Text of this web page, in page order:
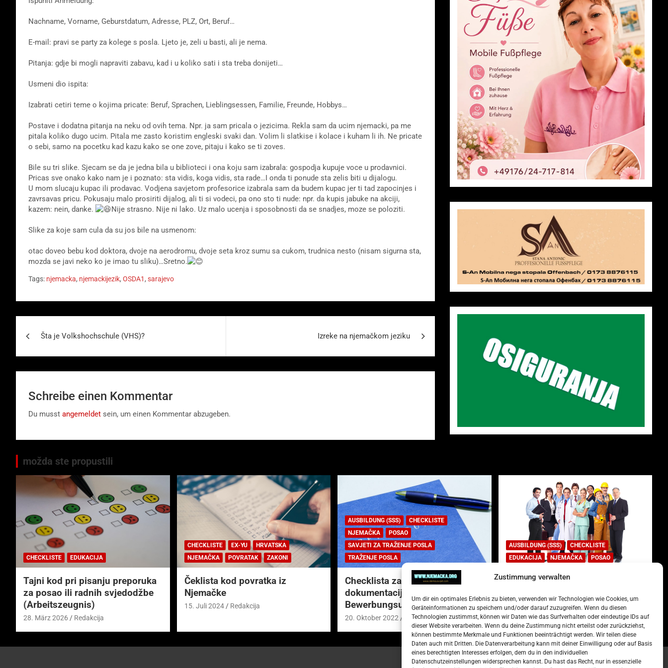
Zustimmung verwalten
Um dir ein optimales Erlebnis zu bieten, verwenden wir Technologien wie Cookies, um
Geräteinformationen zu speichern und/oder darauf zuzugreifen. Wenn du diesen
Technologien zustimmst, können wir Daten wie das Surfverhalten oder eindeutige IDs auf
dieser Website verarbeiten. Wenn du deine Zustimmung nicht erteilst oder zurückziehst,
können bestimmte Merkmale und Funktionen beeinträchtigt werden. Wir teilen diese
Daten auch mit Dritten. Die Datenverarbeitung kann mit deiner Einwilligung oder auf Basis
eines berechtigten Interesses erfolgen, dem du in den individuellen
Datenschutzeinstellungen widersprechen kannst. Du hast das Recht, nur in essenzielle
Nachname, Vorname, Geburstdatum, Adresse, PLZ, Ort, Beruf…
E-mail: pravi se party za kolege s posla. Ljeto je, zeli u basti, ali je nema.
Pitanja: gdje bi mogli napraviti zabavu, kad i u koliko sati i sta treba donijeti…
Usmeni dio ispita:
Izabrati cetiri teme o kojima pricate: Beruf, Sprachen, Lieblingsessen, Familie, Freunde, Hobbys…
Postave i dodatna pitanja na neku od ovih tema. Npr. ja sam pricala o jezicima. Rekla sam da ucim njemacki, pa me
pitala koliko dugo ucim. Pitala me zasto koristim engleski svaki dan. Volim li slatkise i kolace i kuham li ih. Ne pricate
o sebi, samo na pocetku kad kazu kako se one zove, pitaju i kako se ti zoves.
Bile su tri slike. Sjecam se da je jedna bila u biblioteci i ona koju sam izabrala: gospodja kupuje voce u prodavnici.
Pricas sve onako kako nam je i poznato: sta vidis, koga vidis, sta rade…I onda ti ponude sta zelis biti u dijalogu.
U mom slucaju kupac ili prodavac. Vodjena savjetom profesorice izabrala sam da budem kupac jer ti tad zapocinjes i
zavrsavas pricu. Pokusaju malo prosiriti dijalog, ali ti si vodeci, pa ono sto ti nude: npr. da kupis jabuke na akciji,
kazem: nein, danke.
Nije strasno. Nije ni lako. Uz malo ucenja i sposobnosti da se snadjes, moze se poloziti.
Slike za koje sam cula da su jos bile na usmenom:
otac doveo bebu kod doktora, dvoje na aerodromu, dvoje seta kroz sumu sa cukom, trudnica nesto (nisam sigurna sta,
mozda se javi neko ko je imao tu sliku)…Sretno.
Tags: njemacka, njemackijezik, OSDA1, sarajevo
Šta je Volkshochschule (VHS)? Izreke na njemačkom jeziku
Schreibe einen Kommentar
Du musst angemeldet sein, um einen Kommentar abzugeben.
možda ste propustili
CHECKLISTE EDUKACIJA
Tajni kod pri pisanju preporuka
za posao ili radnih svjedodžbe
(Arbeitszeugnis)
28. März 2026 Redakcija
CHECKLISTE EX-YU
HRVATSKA
NJEMAČKA
POVRATAK ZAKONI
Čeklista kod povratka iz
Njemačke
15. Juli 2024 Redakcija
AUSBILDUNG (SSS)
CHECKLISTE
NJEMAČKA
POSAO
SAVJETI ZA TRAŽENJE POSLA
TRAŽENJE POSLA
Checklista za prijavnu
dokumentaciju (njem.
Bewerbungsunterlagen)
20. Oktober 2022 Redakcija
AUSBILDUNG (SSS)
CHECKLISTE
EDUKACIJA
NJEMAČKA POSAO
Lista najtraženijih deficitarnih
15. Oktober 2022 Redakcija